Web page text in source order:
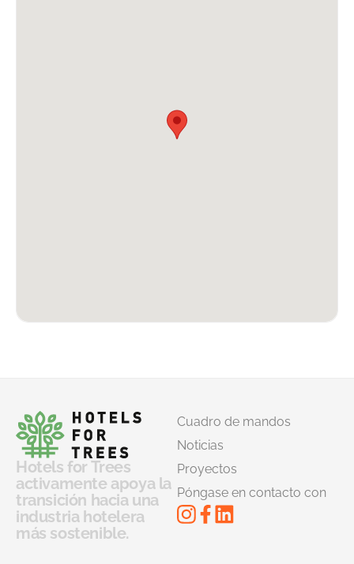
Hotels for Trees
activamente apoya la
transición hacia una
industria hotelera
más sostenible.
Cuadro de mandos
Noticias
Proyectos
Póngase en contacto con